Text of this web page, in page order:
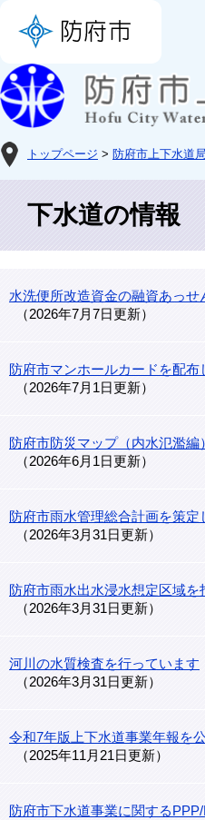
トップページ > 防府市上下水道局
下水道の情報
水洗便所改造資金の融資あっせ
2026年7月7日更新
防府市マンホールカードを配布
2026年7月1日更新
防府市防災マップ（内水氾濫編
2026年6月1日更新
防府市雨水管理総合計画を策定
2026年3月31日更新
防府市雨水出水浸水想定区域を
2026年3月31日更新
河川の水質検査を行っています
2026年3月31日更新
令和7年版上下水道事業年報を
2025年11月21日更新
防府市下水道事業に関する